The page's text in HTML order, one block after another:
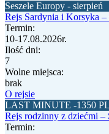
Seszele Europy - sierpień
Rejs Sardynia i Korsyka –
Termin:
10-17.08.2026r.
Ilość dni:
7
Wolne miejsca:
brak
O rejsie
LAST MINUTE -1350
Rejs rodzinny z dziećmi
Termin: